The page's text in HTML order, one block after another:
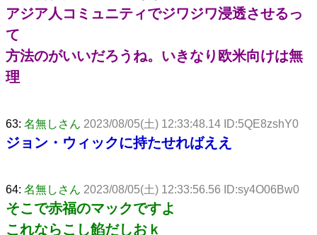
アジア人コミュニティでジワジワ浸透させるっ
て
方法のがいいだろうね。いきなり欧米向けは無
理
63: 名無しさん 2023/08/05(土) 12:33:48.14 ID:5QE8zshY0
ジョン・ウィックに持たせればええ
64: 名無しさん 2023/08/05(土) 12:33:56.56 ID:sy4O06Bw0
そこで赤福のマックですよ
これならこし餡だしおｋ